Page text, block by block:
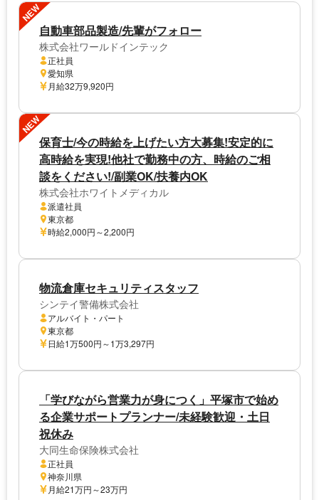
NEW
自動車部品製造/先輩がフォロー
株式会社ワールドインテック
正社員
愛知県
月給32万9,920円
NEW
保育士/今の時給を上げたい方大募集!安定的に
高時給を実現!他社で勤務中の方、時給のご相
談をください!/副業OK/扶養内OK
株式会社ホワイトメディカル
派遣社員
東京都
時給2,000円～2,200円
物流倉庫セキュリティスタッフ
シンテイ警備株式会社
アルバイト・パート
東京都
日給1万500円～1万3,297円
「学びながら営業力が身につく」平塚市で始め
る企業サポートプランナー/未経験歓迎・土日
祝休み
大同生命保険株式会社
正社員
神奈川県
月給21万円～23万円